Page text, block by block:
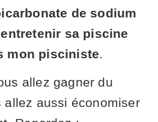
de sodium
sa piscine
mon pisciniste
allez gagner du
allez aussi économiser